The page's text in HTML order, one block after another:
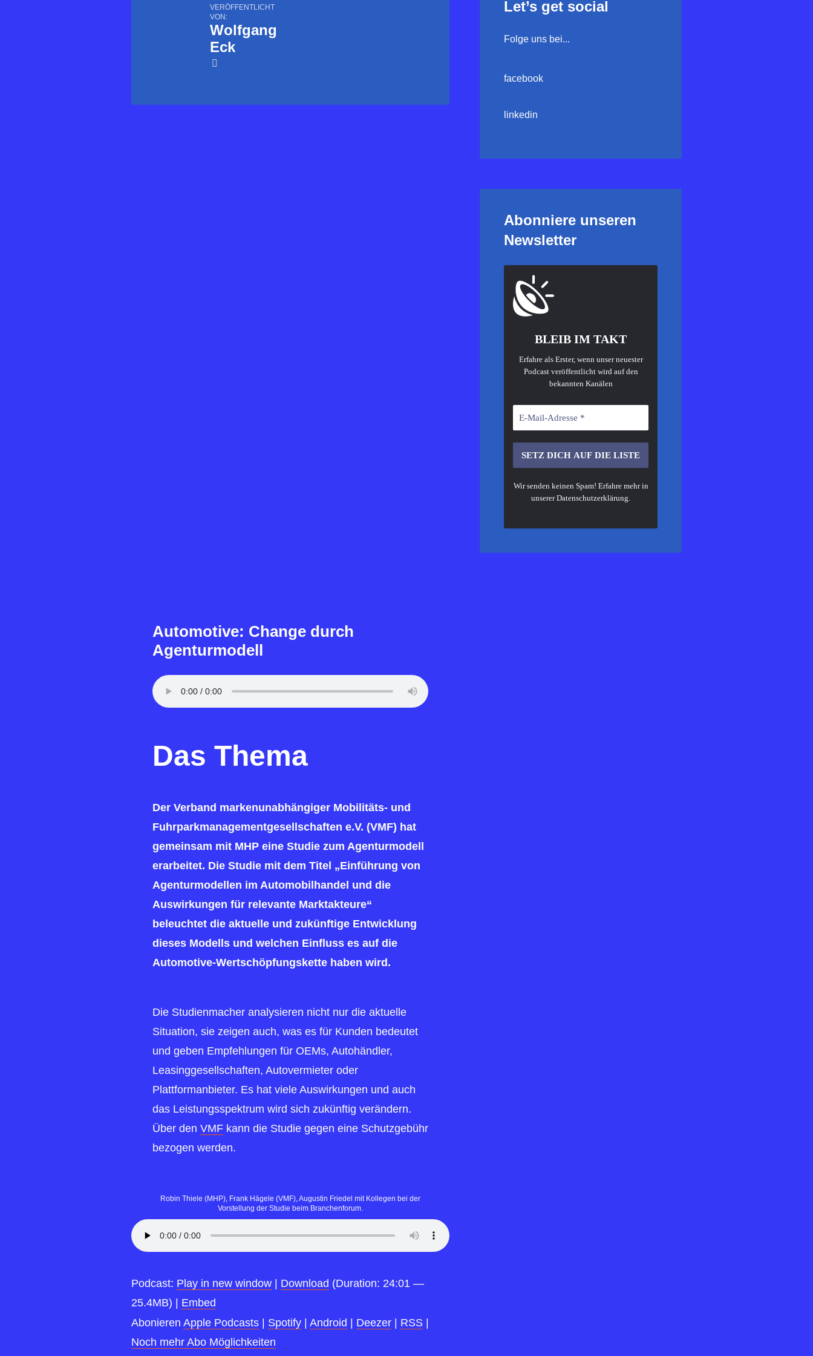
VERÖFFENTLICHT
VON:
Wolfgang
Eck
Automotive: Change durch
Agenturmodell
Das Thema
Der Verband markenunabhängiger Mobilitäts- und
Fuhrparkmanagementgesellschaften e.V. (VMF) hat
gemeinsam mit MHP eine Studie zum Agenturmodell
erarbeitet. Die Studie mit dem Titel „Einführung von
Agenturmodellen im Automobilhandel und die
Auswirkungen für relevante Marktakteure“
beleuchtet die aktuelle und zukünftige Entwicklung
dieses Modells und welchen Einfluss es auf die
Automotive-Wertschöpfungskette haben wird.
Die Studienmacher analysieren nicht nur die aktuelle
Situation, sie zeigen auch, was es für Kunden bedeutet
und geben Empfehlungen für OEMs, Autohändler,
Leasinggesellschaften, Autovermieter oder
Plattformanbieter. Es hat viele Auswirkungen und auch
das Leistungsspektrum wird sich zukünftig verändern.
Über den VMF kann die Studie gegen eine Schutzgebühr
bezogen werden.
Robin Thiele (MHP), Frank Hägele (VMF), Augustin Friedel mit Kollegen bei der
Vorstellung der Studie beim Branchenforum.
Podcast: Play in new window Download (Duration: 24:01 —
25.4MB) | Embed
Abonieren Apple Podcasts Spotify Android Deezer RSS
Noch mehr Abo Möglichkeiten
Let’s get social
Folge uns bei...
facebook
linkedin
Abonniere unseren
Newsletter
BLEIB IM TAKT
Erfahre als Erster, wenn unser neuester
Podcast veröffentlicht wird auf den
bekannten Kanälen
Wir senden keinen Spam! Erfahre mehr in
unsererDatenschutzerklärung.